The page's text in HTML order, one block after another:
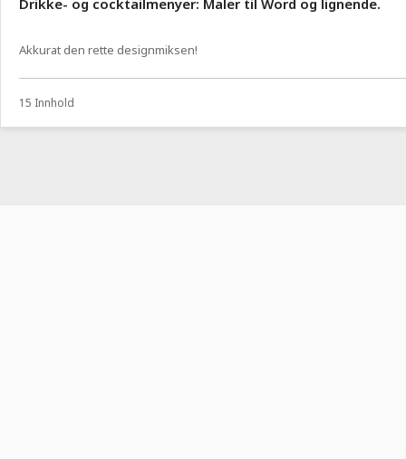
Akkurat den rette designmiksen!
15 Innhold